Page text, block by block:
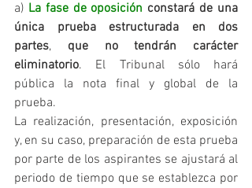
a) La fase de oposición constará de una
única prueba estructurada en dos
partes, que no tendrán carácter
eliminatorio. El Tribunal sólo hará
pública la nota final y global de la
prueba.
La realización, presentación, exposición
y, en su caso, preparación de esta prueba
por parte de los aspirantes se ajustará al
periodo de tiempo que se establezca por